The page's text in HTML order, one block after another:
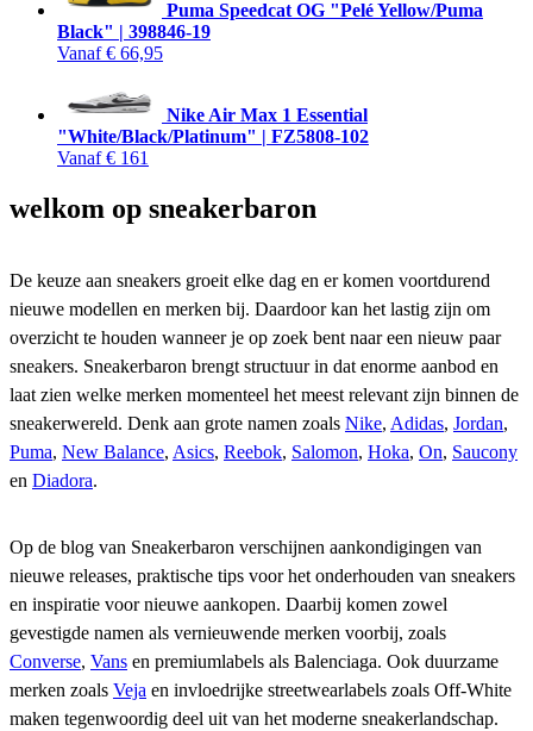
Puma Speedcat OG "Pelé Yellow/Puma
Black" | 398846-19
Vanaf € 66,95
Nike Air Max 1 Essential
"White/Black/Platinum" | FZ5808-102
Vanaf € 161
welkom op sneakerbaron
De keuze aan sneakers groeit elke dag en er komen voortdurend
nieuwe modellen en merken bij. Daardoor kan het lastig zijn om
overzicht te houden wanneer je op zoek bent naar een nieuw paar
sneakers. Sneakerbaron brengt structuur in dat enorme aanbod en
laat zien welke merken momenteel het meest relevant zijn binnen de
sneakerwereld. Denk aan grote namen zoals Nike, Adidas, Jordan,
Puma, New Balance, Asics, Reebok, Salomon, Hoka, On, Saucony
en Diadora.
Op de blog van Sneakerbaron verschijnen aankondigingen van
nieuwe releases, praktische tips voor het onderhouden van sneakers
en inspiratie voor nieuwe aankopen. Daarbij komen zowel
gevestigde namen als vernieuwende merken voorbij, zoals
Converse, Vans en premiumlabels als Balenciaga. Ook duurzame
merken zoals Veja en invloedrijke streetwearlabels zoals Off-White
maken tegenwoordig deel uit van het moderne sneakerlandschap.